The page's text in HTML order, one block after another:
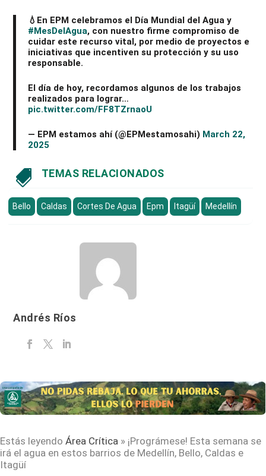
💧En EPM celebramos el Día Mundial del Agua y
#MesDelAgua, con nuestro firme compromiso de
cuidar este recurso vital, por medio de proyectos e
iniciativas que incentiven su protección y su uso
responsable.
El día de hoy, recordamos algunos de los trabajos
realizados para lograr…
pic.twitter.com/FF8TZrnaoU
— EPM estamos ahí (@EPMestamosahi) March 22,
2025
 TEMAS RELACIONADOS
Bello Caldas Cortes De Agua Epm Itagüí Medellín
Andrés Ríos
Estás leyendo Área Crítica » ¡Prográmese! Esta semana se
irá el agua en estos barrios de Medellín, Bello, Caldas e
Itagüí